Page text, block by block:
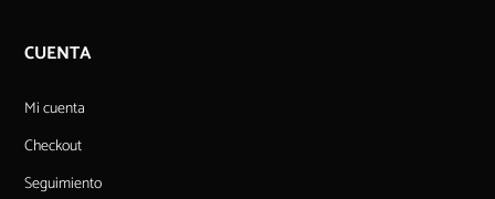
CUENTA
Mi cuenta
Checkout
Seguimiento